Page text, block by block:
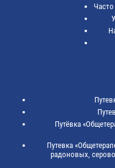
Путёвка
Путевка
радоновых,